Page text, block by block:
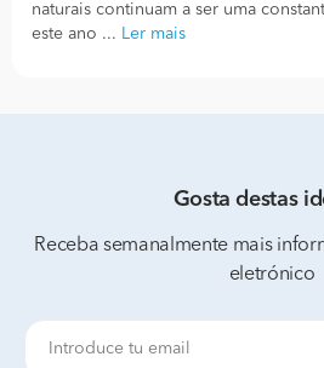
naturais continuam a ser uma
este ano ... Ler mais
Gosta destas
Receba semanalmente mais
eletrónico